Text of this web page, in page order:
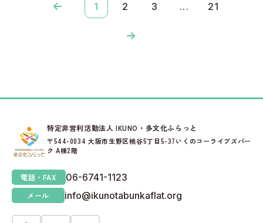
1 2 3 ... 21
特定非営利活動法人 IKUNO・多文化ふらっと
〒544-0034 大阪市生野区桃谷5丁目5-37いくのコーライブズパー
ク A棟2階
電話・FAX 06-6741-1123
メール info@ikunotabunkaflat.org